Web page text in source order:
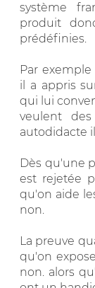
système
produit
prédéfinies.
Par
il a appris
qui lui
veulent
autodidacte
Dès qu'une
est rejetée
qu'on aide
non.
La preuve
qu'on
non. alors